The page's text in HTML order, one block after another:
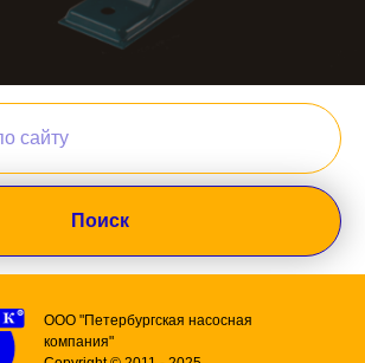
Поиск
ООО "Петербургская насосная
компания"